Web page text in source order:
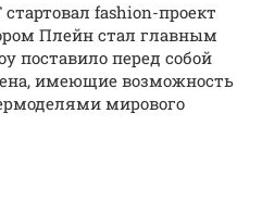
fashion-проект
Плейн стал главным
поставило перед собой
имеющие возможность
мирового